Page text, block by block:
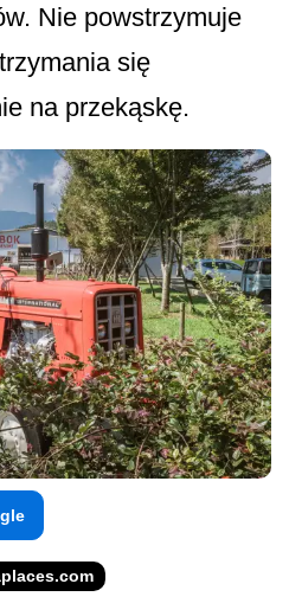
Nie powstrzymuje
się
na przekąskę.